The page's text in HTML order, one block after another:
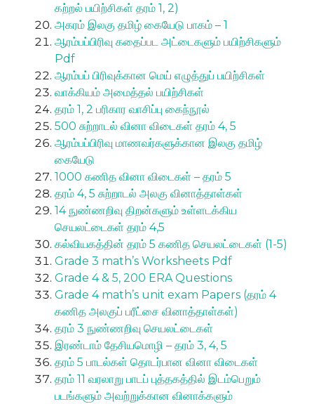
கற்றல் பயிற்சிகள் தரம் 1, 2)
அகரம் இலகு தமிழ் கையேடு பாகம் – 1
ஆரம்பப்பிரிவு கதைப்பட அட்டைகளும் பயிற்சிகளும்
Pdf
ஆரம்பப் பிரிவுக்கான மெய் எழுத்துப் பயிற்சிகள்
வாக்கியம் அமைத்தல் பயிற்சிகள்
தரம் 1, 2 பரிகார வாசிப்பு கைந்நூல்
500 சுற்றாடல் வினா விடைகள் தரம் 4, 5
ஆரம்பப்பிரிவு மாணவர்களுக்கான இலகு தமிழ்
கையேடு
1000 கணித வினா விடைகள் – தரம் 5
தரம் 4, 5 சுற்றாடல் அலகு வினாத்தாள்கள்
14 நுண்ணறிவு திறன்களும் உள்ளடக்கிய
செயலட்டைகள் தரம் 4,5
கல்வியகத்தின் தரம் 5 கணித செயலட்டைகள் (1-5)
Grade 3 math’s Worksheets Pdf
Grade 4 & 5, 200 ERA Questions
Grade 4 math’s unit exam Papers (தரம் 4
கணித அலகுப் பரீட்சை வினாத்தாள்கள்)
தரம் 3 நுண்ணறிவு செயலட்டைகள்
இரண்டாம் தேசியமொழி – தரம் 3, 4, 5
தரம் 5 பாடல்கள் தொடர்பான வினா விடைகள்
தரம் 11 வரலாறு பாடப் புத்தகத்தில் இடம்பெறும்
படங்களும் அவற்றுக்கான வினாக்களும்